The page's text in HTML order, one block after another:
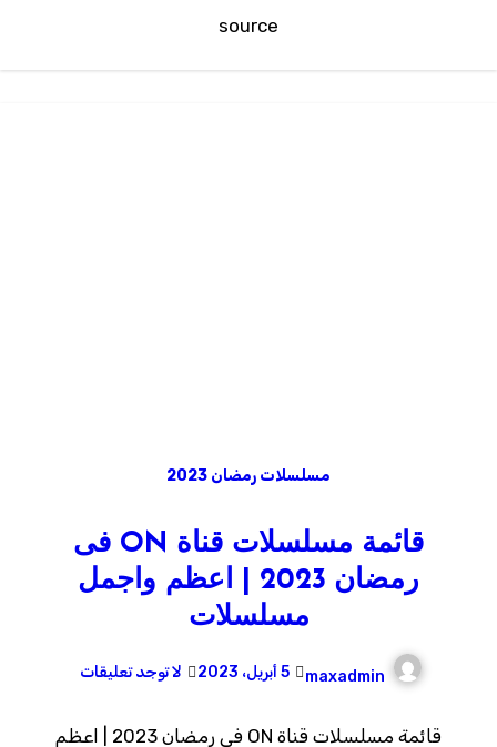
source
مسلسلات رمضان 2023
قائمة مسلسلات قناة ON فى
رمضان 2023 | اعظم واجمل
مسلسلات
maxadmin 5 أبريل، 2023 لا توجد تعليقات
قائمة مسلسلات قناة ON فى رمضان 2023 | اعظم